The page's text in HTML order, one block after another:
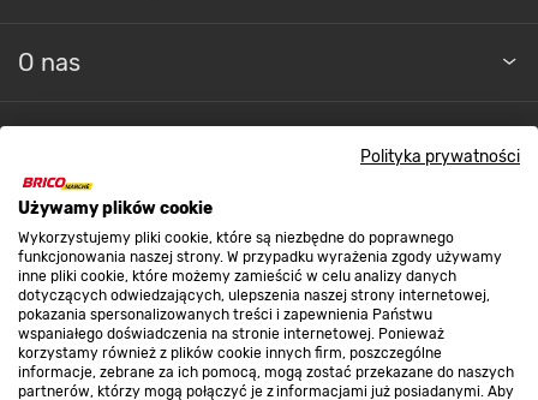
Polityka prywatności
Używamy plików cookie
Wykorzystujemy pliki cookie, które są niezbędne do poprawnego
funkcjonowania naszej strony. W przypadku wyrażenia zgody używamy
inne pliki cookie, które możemy zamieścić w celu analizy danych
dotyczących odwiedzających, ulepszenia naszej strony internetowej,
pokazania spersonalizowanych treści i zapewnienia Państwu
wspaniałego doświadczenia na stronie internetowej. Ponieważ
korzystamy również z plików cookie innych firm, poszczególne
informacje, zebrane za ich pomocą, mogą zostać przekazane do naszych
partnerów, którzy mogą połączyć je z informacjami już posiadanymi. Aby
O nas
Strefa biznesu
Dołącz do nas